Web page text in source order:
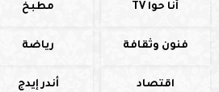
أنا حوا TV مطبخ
فنون وثقافة رياضة
اقتصاد أندر إيدج